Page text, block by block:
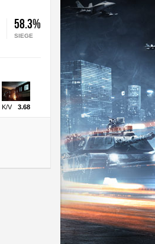
58.3%
SIEGE
K/V 3.68